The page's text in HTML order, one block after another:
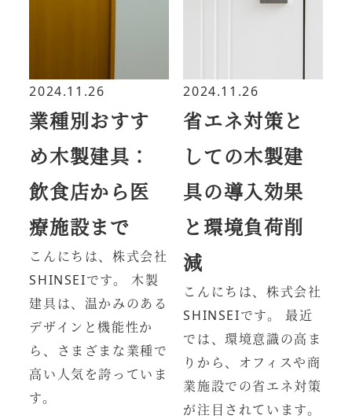
2024.11.26
業種別おすす
め木製建具：
飲食店から医
療施設まで
こんにちは、株式会社
SHINSEIです。 木製
建具は、温かみのある
デザインと機能性か
ら、さまざまな業種で
高い人気を誇っていま
す。
2024.11.26
省エネ対策と
しての木製建
具の導入効果
と環境負荷削
減
こんにちは、株式会社
SHINSEIです。 最近
では、環境意識の高ま
りから、オフィスや商
業施設での省エネ対策
が注目されています。